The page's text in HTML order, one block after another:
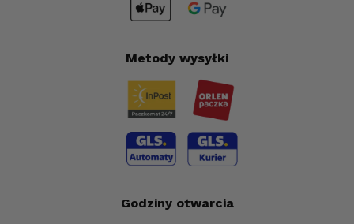
Metody wysyłki
Godziny otwarcia